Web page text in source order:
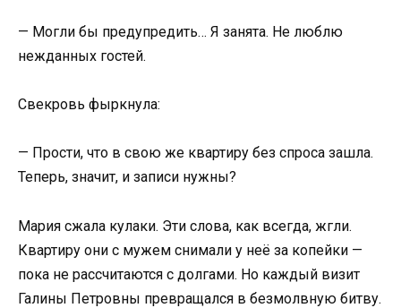
— Могли бы предупредить… Я занята. Не люблю
нежданных гостей.
Свекровь фыркнула:
— Прости, что в свою же квартиру без спроса зашла.
Теперь, значит, и записи нужны?
Мария сжала кулаки. Эти слова, как всегда, жгли.
Квартиру они с мужем снимали у неё за копейки —
пока не рассчитаются с долгами. Но каждый визит
Галины Петровны превращался в безмолвную битву.